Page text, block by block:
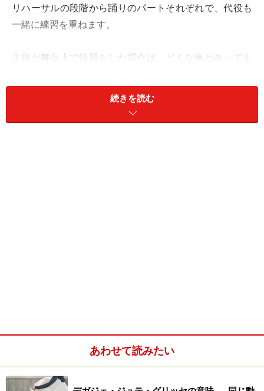
リハーサルの段階から踊りのパートそれぞれで、代役も
一緒に練習を重ねます。
主役が舞台上で怪我をした場合は、どんな事があっても
切り直して代役が踊ることになります。
が、『ドン・キホーテ』の開演直後に、すってんころり
んと尻餅をついてしまうのを見たことがあります。その
時は幸い怪我には至らなかったようで、すぐに立ち上が
って踊りに戻り、何事もなかったかのように終演まで完
続きを読む
あわせて読みたい